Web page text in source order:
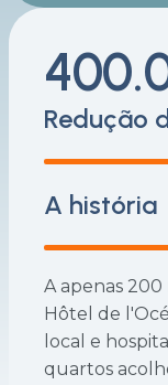
Redução
A história
A apenas
Hôtel de
local e
quartos